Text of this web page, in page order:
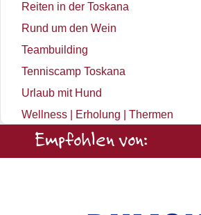
Reiten in der Toskana
Rund um den Wein
Teambuilding
Tenniscamp Toskana
Urlaub mit Hund
Wellness | Erholung | Thermen
Empfohlen von: